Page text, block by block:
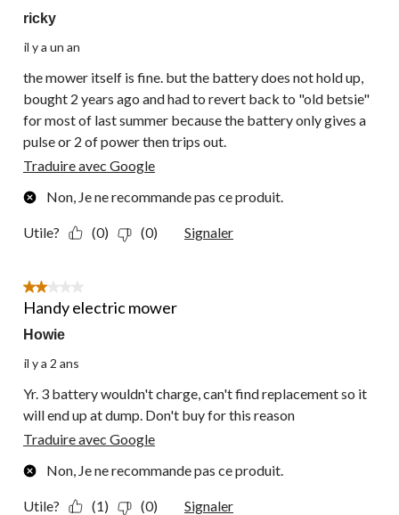
ricky
il y a un an
the mower itself is fine. but the battery does not hold up,
bought 2 years ago and had to revert back to "old betsie"
for most of last summer because the battery only gives a
pulse or 2 of power then trips out.
Traduire avec Google
Non, Je ne recommande pas ce produit.
Utile? (0) (0) Signaler
2 étoile(s) sur 5.
Handy electric mower
Howie
il y a 2 ans
Yr. 3 battery wouldn't charge, can't find replacement so it
will end up at dump. Don't buy for this reason
Traduire avec Google
Non, Je ne recommande pas ce produit.
Utile? (1) (0) Signaler